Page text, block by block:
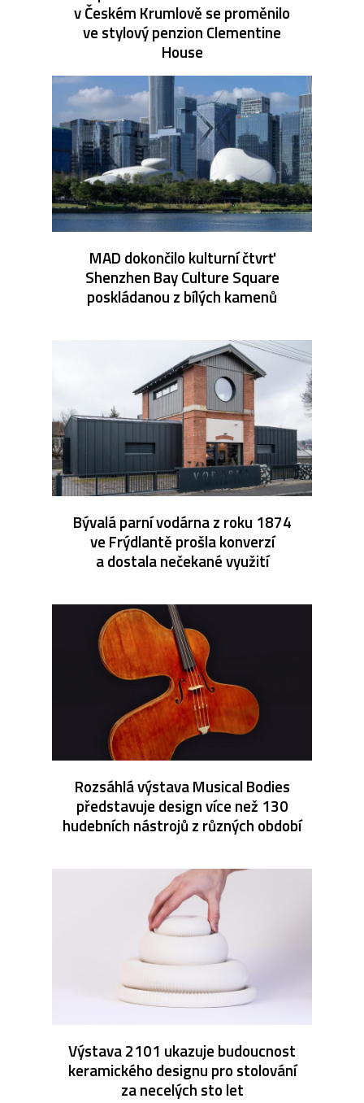
v Českém Krumlově se proměnilo
ve stylový penzion Clementine
House
MAD dokončilo kulturní čtvrť
Shenzhen Bay Culture Square
poskládanou z bílých kamenů
Bývalá parní vodárna z roku 1874
ve Frýdlantě prošla konverzí
a dostala nečekané využití
Rozsáhlá výstava Musical Bodies
představuje design více než 130
hudebních nástrojů z různých období
Výstava 2101 ukazuje budoucnost
keramického designu pro stolování
za necelých sto let